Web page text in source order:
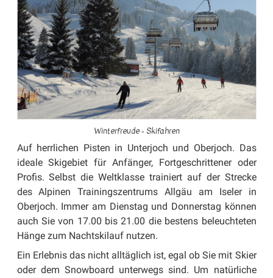
Winterfreude - Skifahren
Auf herrlichen Pisten in Unterjoch und Oberjoch. Das
ideale Skigebiet für Anfänger, Fortgeschrittener oder
Profis. Selbst die Weltklasse trainiert auf der Strecke
des Alpinen Trainingszentrums Allgäu am Iseler in
Oberjoch. Immer am Dienstag und Donnerstag können
auch Sie von 17.00 bis 21.00 die bestens beleuchteten
Hänge zum Nachtskilauf nutzen.
Ein Erlebnis das nicht alltäglich ist, egal ob Sie mit Skier
oder dem Snowboard unterwegs sind. Um natürliche